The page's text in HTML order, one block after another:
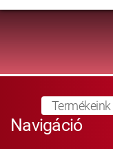
Termékeink
Navigáció